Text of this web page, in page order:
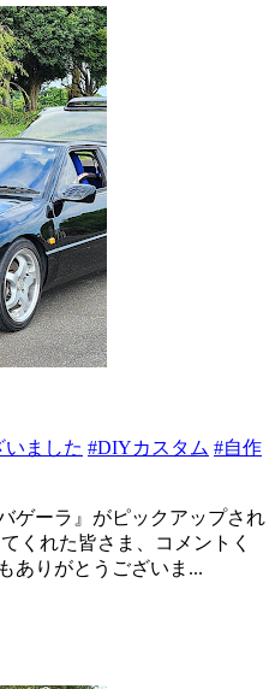
ました #DIYカスタム #自作
ゲーラ』がピックアップされ
くれた皆さま、コメントく
ありがとうございま...